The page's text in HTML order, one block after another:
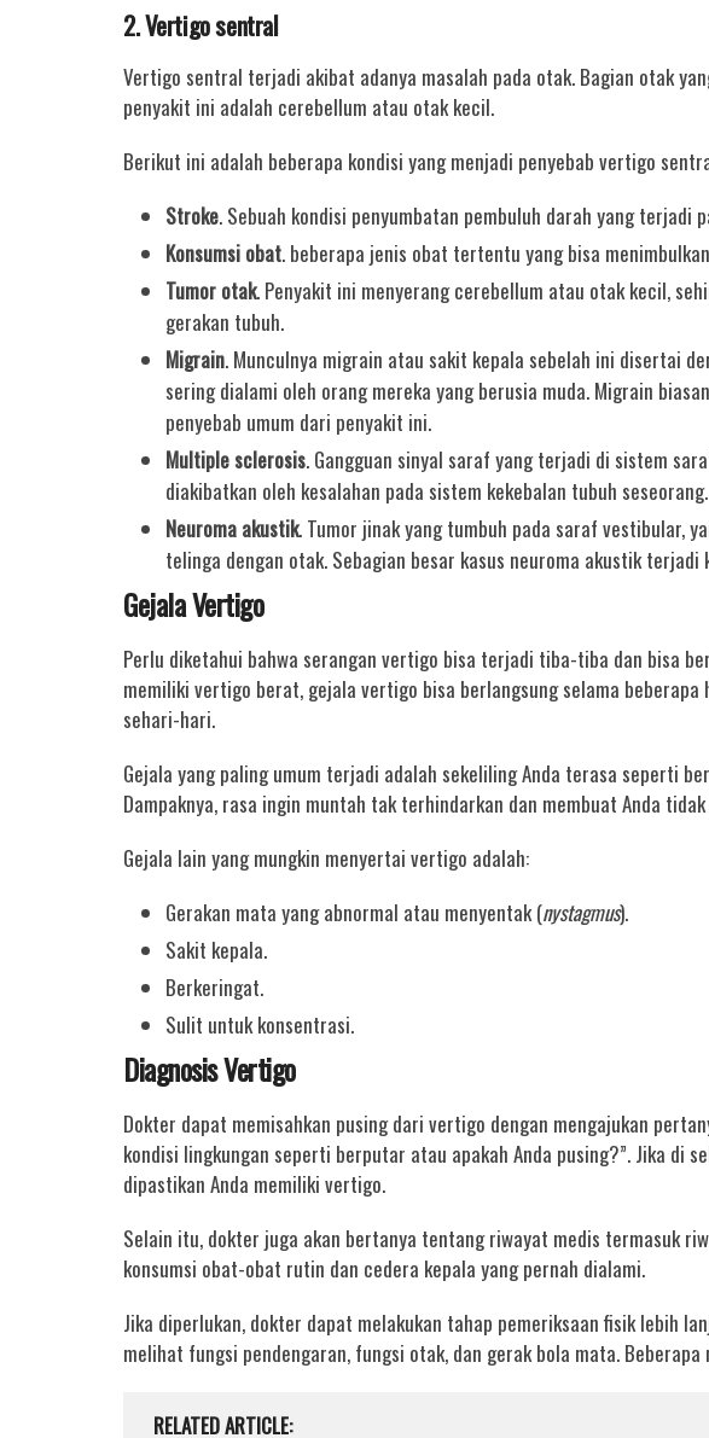
2. Vertigo sentral
Vertigo sentral terjadi akibat adanya masalah pada otak. Bagian otak
penyakit ini adalah cerebellum atau otak kecil.
Berikut ini adalah beberapa kondisi yang menjadi penyebab vertigo
Stroke. Sebuah kondisi penyumbatan pembuluh darah yang terjadi
Konsumsi obat. beberapa jenis obat tertentu yang bisa
Tumor otak. Penyakit ini menyerang cerebellum atau otak kecil,
gerakan tubuh.
Migrain. Munculnya migrain atau sakit kepala sebelah ini disertai
sering dialami oleh orang mereka yang berusia muda. Migrain
penyebab umum dari penyakit ini.
Multiple sclerosis. Gangguan sinyal saraf yang terjadi di sistem
diakibatkan oleh kesalahan pada sistem kekebalan tubuh seseorang.
Neuroma akustik. Tumor jinak yang tumbuh pada saraf vestibular,
telinga dengan otak. Sebagian besar kasus neuroma akustik terjadi
Gejala Vertigo
Perlu diketahui bahwa serangan vertigo bisa terjadi tiba-tiba dan bisa
memiliki vertigo berat, gejala vertigo bisa berlangsung selama beberapa
sehari-hari.
Gejala yang paling umum terjadi adalah sekeliling Anda terasa seperti
Dampaknya, rasa ingin muntah tak terhindarkan dan membuat Anda
Gejala lain yang mungkin menyertai vertigo adalah:
Gerakan mata yang abnormal atau menyentak (nystagmus).
Sakit kepala.
Berkeringat.
Sulit untuk konsentrasi.
Diagnosis Vertigo
Dokter dapat memisahkan pusing dari vertigo dengan mengajukan
kondisi lingkungan seperti berputar atau apakah Anda pusing?”. Jika di
dipastikan Anda memiliki vertigo.
Selain itu, dokter juga akan bertanya tentang riwayat medis termasuk
konsumsi obat-obat rutin dan cedera kepala yang pernah dialami.
Jika diperlukan, dokter dapat melakukan tahap pemeriksaan fisik lebih
melihat fungsi pendengaran, fungsi otak, dan gerak bola mata.
RELATED ARTICLE